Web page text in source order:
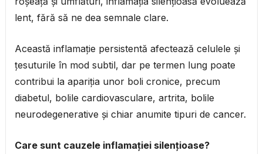
lent, fără să ne dea semnale clare.
Această inflamație persistentă afectează celulele și
țesuturile în mod subtil, dar pe termen lung poate
contribui la apariția unor boli cronice, precum
diabetul, bolile cardiovasculare, artrita, bolile
neurodegenerative și chiar anumite tipuri de cancer.
Care sunt cauzele inflamației silențioase?